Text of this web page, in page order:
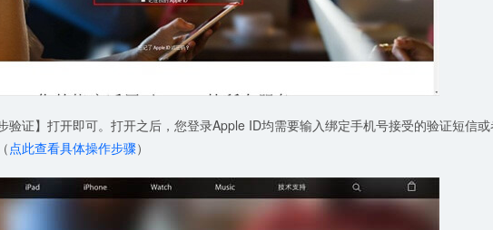
验证】打开即可。打开之后，您登录Apple ID均需要输入绑定手机号接受的验证短信
点此查看具体操作步骤）